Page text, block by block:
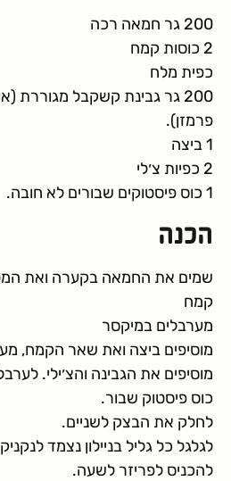
200 גר חמאה רכה
2 כוסות קמח
כפית מלח
פרמזן).
1 ביצה
2 כפיות צ׳לי
1 כוס פיסטוקים שבורים לא חובה.
הכנה
שמים את החמאה בקערה ואת
קמח
מערבלים במיקסר
מוסיפים ביצה ואת שאר הקמח,
מוסיפים את הגבינה והצ׳ילי.
כוס פיסטוק שבור.
לחלק את הבצק לשניים.
לגלגל כל גליל בניילון נצמד לנקניק
להכניס לפריזר לשעה.